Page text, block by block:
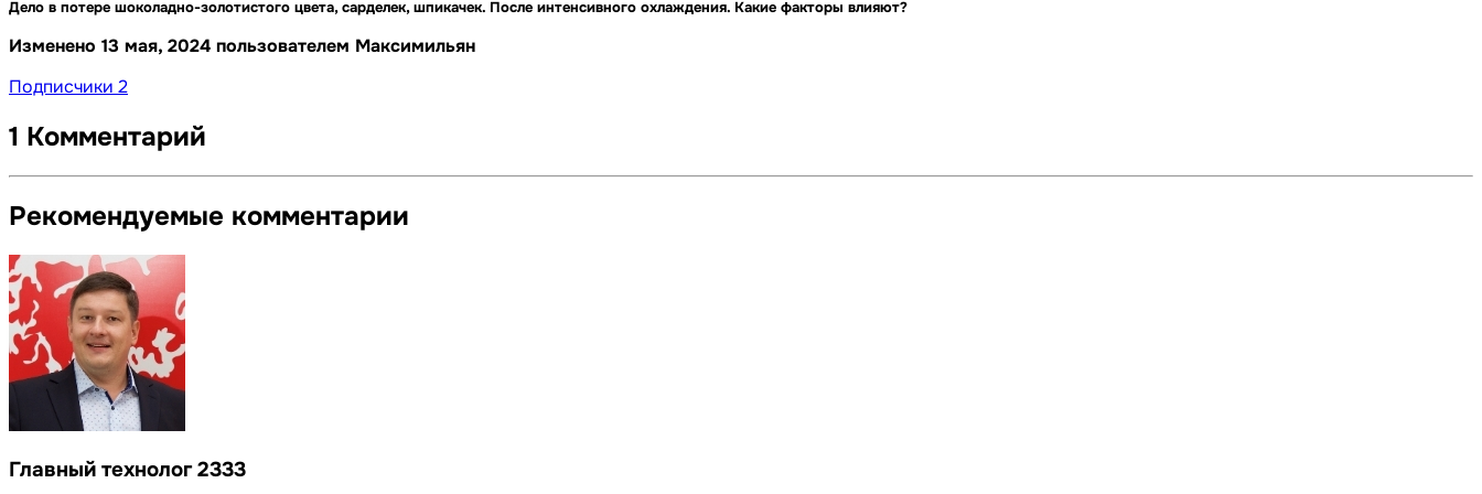
Дело в потере шоколадно-золотистого цвета, сарделек, шпикачек. После интенсивного охлаждения. Какие факторы влияют?
Изменено 13 мая, 2024 пользователем Максимильян
Подписчики 2
1 Комментарий
Рекомендуемые комментарии
Главный технолог 2333